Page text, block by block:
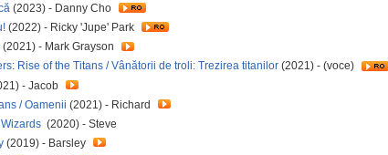
(2023) - Danny Cho
(2022) - Ricky 'Jupe' Park
(2021) - Mark Grayson
Rise of the Titans / Vânătorii de troli: Trezirea titanilor (2021) - (voce)
- Jacob
/ Oamenii (2021) - Richard
(2020) - Steve
(2019) - Barsley